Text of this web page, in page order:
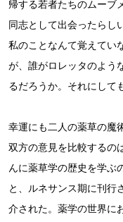
帰する若者たちのムーブ
同志として出会ったらし
私のことなんて覚えてい
が、誰がロレッタのよう
るだろうか。それにして
幸運にも二人の薬草の魔
双方の意見を比較するの
んに薬草学の歴史を学ぶ
と、ルネサンス期に刊行
介された。薬学の世界に